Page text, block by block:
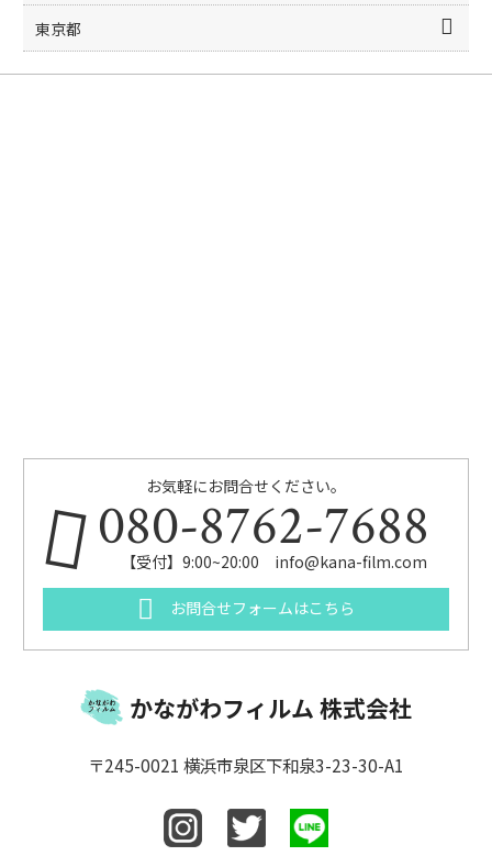
東京都
お気軽にお問合せください。
080-8762-7688
【受付】9:00~20:00 info@kana-film.com
お問合せフォームはこちら
かながわフィルム 株式会社
〒245-0021 横浜市泉区下和泉3-23-30-A1